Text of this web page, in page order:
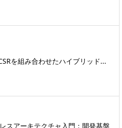
を組み合わせたハイブリッド...
スアーキテクチャ入門：開発基盤